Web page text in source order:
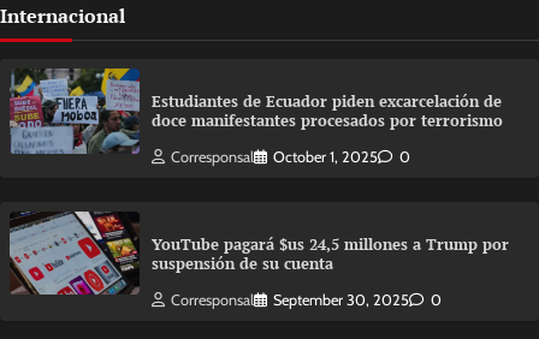
Internacional
Estudiantes de Ecuador piden excarcelación de
doce manifestantes procesados por terrorismo
Corresponsal October 1, 2025 0
YouTube pagará $us 24,5 millones a Trump por
suspensión de su cuenta
Corresponsal September 30, 2025 0